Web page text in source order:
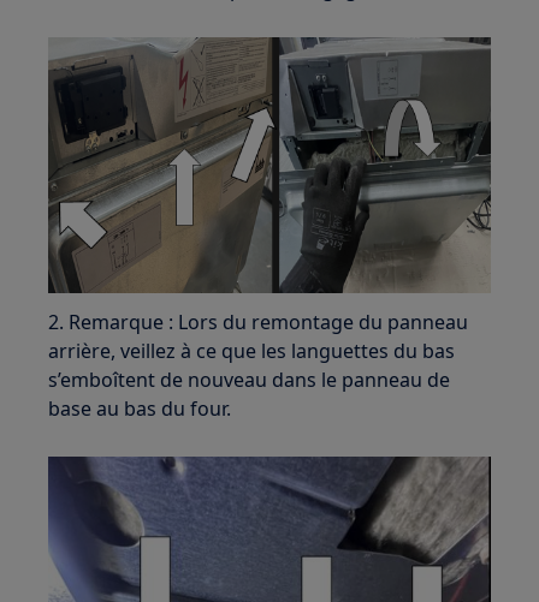
2. Remarque : Lors du remontage du panneau
arrière, veillez à ce que les languettes du bas
s’emboîtent de nouveau dans le panneau de
base au bas du four.